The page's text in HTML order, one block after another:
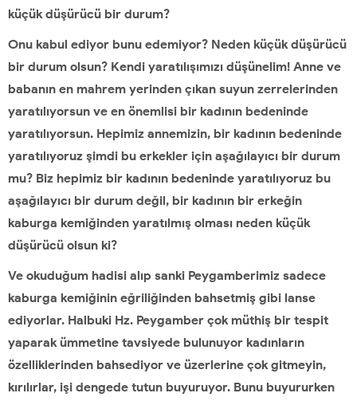
küçük düşürücü bir durum?
Onu kabul ediyor bunu edemiyor? Neden küçük düşürücü
bir durum olsun? Kendi yaratılışımızı düşünelim! Anne ve
babanın en mahrem yerinden çıkan suyun zerrelerinden
yaratılıyorsun ve en önemlisi bir kadının bedeninde
yaratılıyorsun. Hepimiz annemizin, bir kadının bedeninde
yaratılıyoruz şimdi bu erkekler için aşağılayıcı bir durum
mu? Biz hepimiz bir kadının bedeninde yaratılıyoruz bu
aşağılayıcı bir durum değil, bir kadının bir erkeğin
kaburga kemiğinden yaratılmış olması neden küçük
düşürücü olsun ki?
Ve okuduğum hadisi alıp sanki Peygamberimiz sadece
kaburga kemiğinin eğriliğinden bahsetmiş gibi lanse
ediyorlar. Halbuki Hz. Peygamber çok müthiş bir tespit
yaparak ümmetine tavsiyede bulunuyor kadınların
özelliklerinden bahsediyor ve üzerlerine çok gitmeyin,
kırılırlar, işi dengede tutun buyuruyor. Bunu buyururken